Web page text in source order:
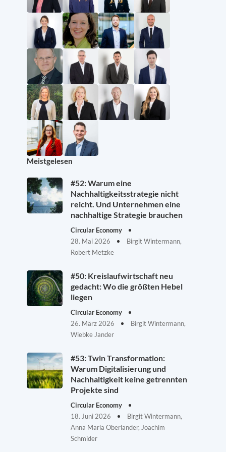
Meistgelesen
#52: Warum eine
Nachhaltigkeitsstrategie nicht
reicht. Und Unternehmen eine
nachhaltige Strategie brauchen
Circular Economy
28. Mai 2026
Birgit Wintermann,
Robert Metzke
#50: Kreislaufwirtschaft neu
gedacht: Wo die größten Hebel
liegen
Circular Economy
26. März 2026
Birgit Wintermann,
Wiebke Jander
#53: Twin Transformation:
Warum Digitalisierung und
Nachhaltigkeit keine getrennten
Projekte sind
Circular Economy
18. Juni 2026
Birgit Wintermann,
Anna Maria Oberländer, Joachim
Schmider